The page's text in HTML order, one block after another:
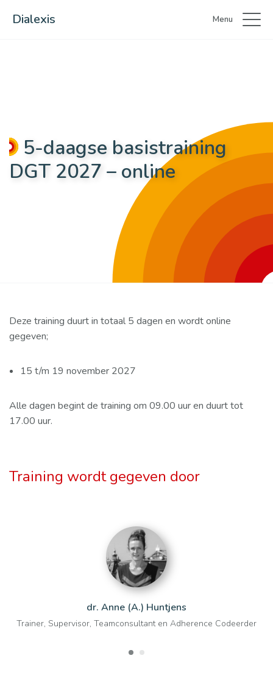
Dialexis Menu
5-daagse basistraining
DGT 2027 – online
Deze training duurt in totaal 5 dagen en wordt online
gegeven;
15 t/m 19 november 2027
Alle dagen begint de training om 09.00 uur en duurt tot
17.00 uur.
Training wordt gegeven door
dr. Anne (A.) Huntjens
Trainer, Supervisor, Teamconsultant en Adherence Codeerder